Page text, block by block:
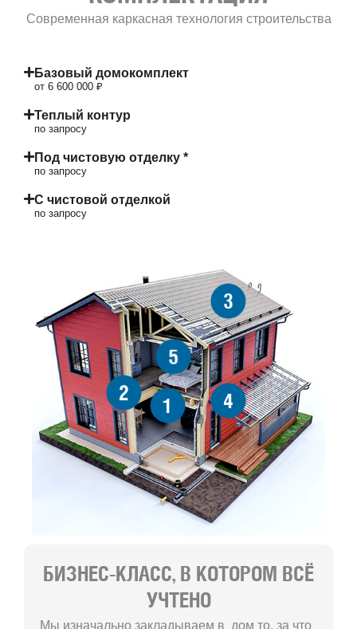
Современная каркасная технология строительства
Базовый домокомплект
от 6 600 000 ₽
Теплый контур
по запросу
Под чистовую отделку *
по запросу
С чистовой отделкой
по запросу
1
2
3
4
5
БИЗНЕС-КЛАСС, В КОТОРОМ ВСЁ
УЧТЕНО
Мы изначально закладываем в дом то, за что